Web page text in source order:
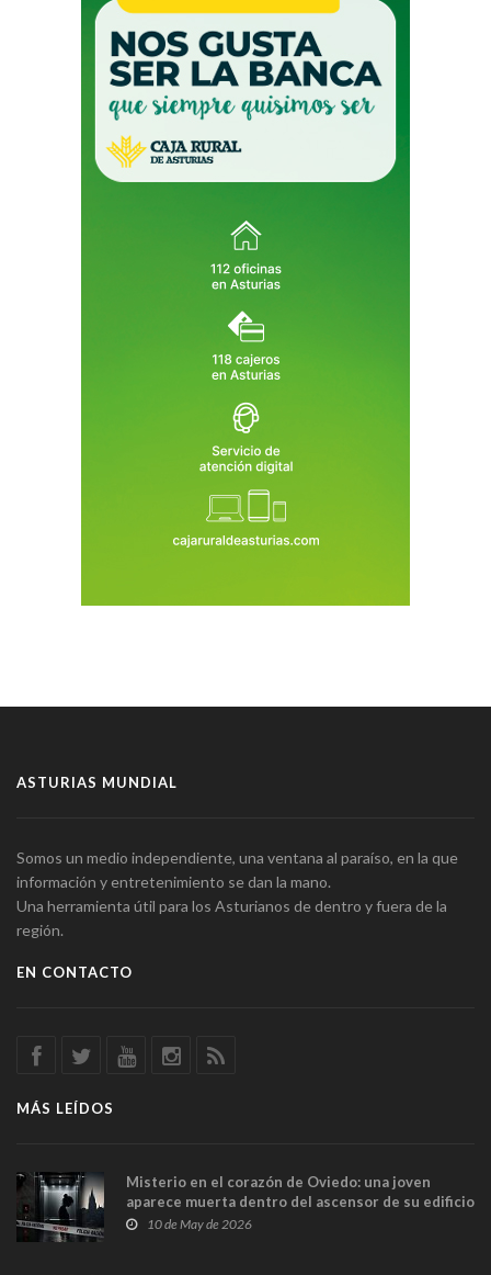
ASTURIAS MUNDIAL
Somos un medio independiente, una ventana al paraíso, en la que
información y entretenimiento se dan la mano.
Una herramienta útil para los Asturianos de dentro y fuera de la
región.
EN CONTACTO
MÁS LEÍDOS
Misterio en el corazón de Oviedo: una joven
aparece muerta dentro del ascensor de su edificio
y las cámaras captan sus últimos minutos
10 de May de 2026